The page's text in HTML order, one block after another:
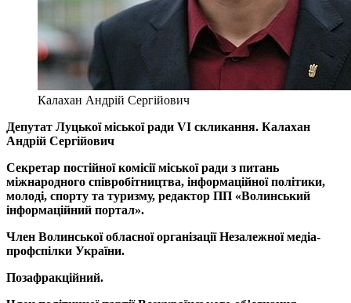
Калахан Андрій Сергійович
Депутат Луцької міської ради VI скликання. Калахан
Андрій Сергійович
Секретар постійної комісії міської ради з питань
міжнародного співробітництва, інформаційної політики,
молоді, спорту та туризму, редактор ПП «Волинський
інформаційний портал».
Член Волинської обласної організації Незалежної медіа-
профспілки України.
Позафракційний.